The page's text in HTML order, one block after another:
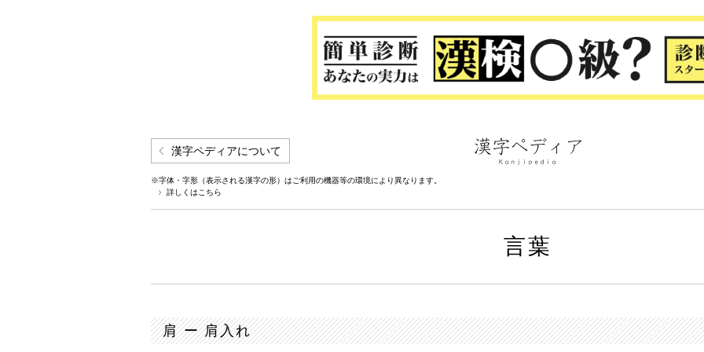
漢字ペディアについて
※字体・字形（表示される漢字の形）はご利用の機器等の環境により異なります。
詳しくはこちら
言葉
肩 ー 肩入れ